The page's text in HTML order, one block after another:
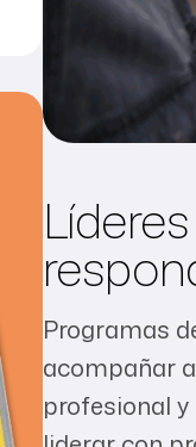
Programas
acompañar
profesional